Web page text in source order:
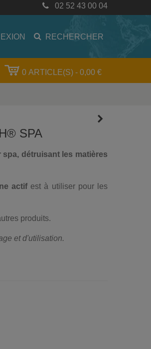
& PARTICULIERS : TOUT POUR
02 52 43 00 04
RECHERCHER
0 ARTICLE(S) - 0,00 €
SPA
détruisant les matières
actif est à utiliser pour les
produits.
et d'utilisation.